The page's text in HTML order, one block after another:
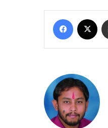
Facebook